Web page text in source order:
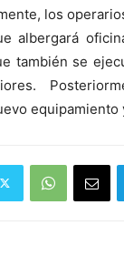
los
albergará
también se
equipamiento